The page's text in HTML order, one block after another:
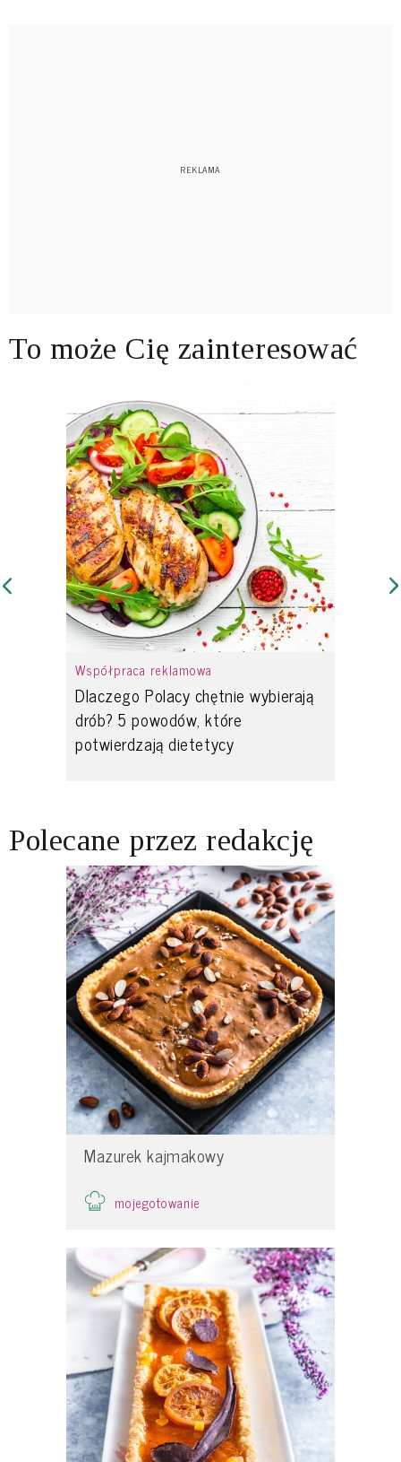
To może Cię zainteresować
Współpraca reklamowa
Dlaczego Polacy chętnie wybierają
drób? 5 powodów, które
potwierdzają dietetycy
Polecane przez redakcję
Mazurek kajmakowy
mojegotowanie